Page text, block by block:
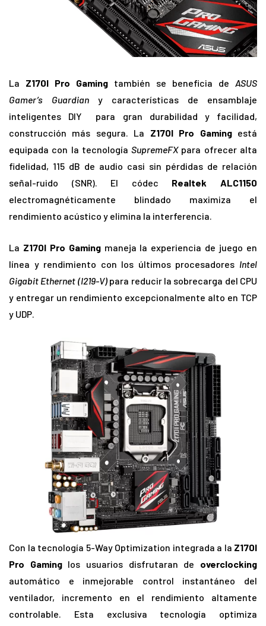
La Z170I Pro Gaming también se beneficia de ASUS
Gamer’s Guardian y características de ensamblaje
inteligentes DIY para gran durabilidad y facilidad,
construcción más segura. La Z170I Pro Gamingestá
equipada con la tecnologíaSupremeFXpara ofrecer alta
fidelidad, 115 dB de audio casi sin pérdidas de relación
señal-ruido (SNR). El códec Realtek ALC1150
electromagnéticamente blindado maximiza el
rendimiento acústico y elimina la interferencia.
La Z170I Pro Gamingmaneja la experiencia de juego en
línea y rendimiento con los últimos procesadores Intel
Gigabit Ethernet (I219-V)para reducir la sobrecarga del CPU
y entregar un rendimiento excepcionalmente alto en TCP
y UDP.
Con la tecnología 5-Way Optimization integrada a la Z170I
Pro Gaminglos usuarios disfrutaran de overclocking
automático e inmejorable control instantáneo del
ventilador, incremento en el rendimiento altamente
controlable. Esta exclusiva tecnología optimiza